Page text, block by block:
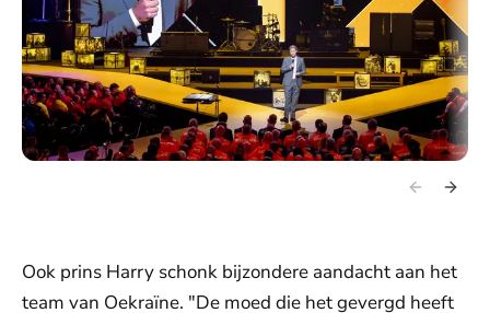
Ook prins Harry schonk bijzondere aandacht aan het
team van Oekraïne. "De moed die het gevergd heeft